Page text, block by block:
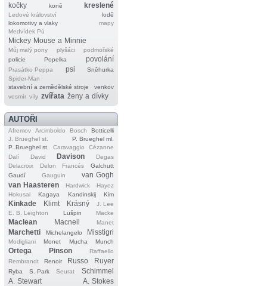
kočky
koně kreslené
Ledové království
lodě
lokomotivy a vlaky
mapy
Medvídek Pú
Mickey Mouse a Minnie
Můj malý pony plyšáci
podmořské
policie
Popelka povolání
Prasátko Peppa psi
Sněhurka
Spider‐Man
stavební a zemědělské stroje
venkov
vesmír víly zvířata ženy a dívky
AUTOŘI
Afremov Arcimboldo Bosch
Botticelli
J. Brueghel st.
P. Brueghel ml.
P. Brueghel st.
Caravaggio
Cézanne
Dalí
David Davison
Degas
Delacroix
Delon Francés
Galchutt
Gaudí
Gauguin
van Gogh
van Haasteren
Hardwick
Hayez
Hokusai
Kagaya Kandinskij Kim
Kinkade Klimt Krásný
J. Lee
E. B. Leighton
Lušpin Macke
Maclean Macneil Manet
Marchetti Michelangelo Misstigri
Modigliani Monet Mucha Munch
Ortega Pinson
Raffaello
Rembrandt
Renoir Russo Ruyer
Ryba S. Park Seurat
Schimmel
A. Stewart
A. Stokes